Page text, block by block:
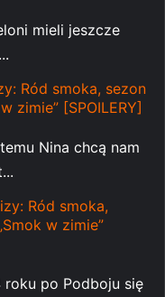
mieli jeszcze
Ród smoka, sezon
zimie” [SPOILERY]
Nina chcą nam
Ród smoka,
w zimie”
po Podboju się